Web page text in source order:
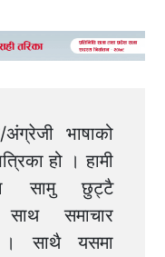
अंग्रेजी भाषाको
हो । हामी
सामु छुट्टै
साथ समाचार
। साथै यसमा